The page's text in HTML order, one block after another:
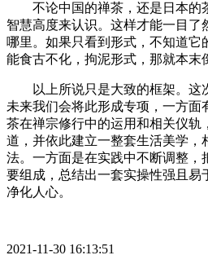
不论中国的禅茶，还是日本的
智慧高度来认识。这样才能一目了
哪里。如果只看到形式，不知道它
能食古不化，拘泥形式，那就本末
以上所说只是大致的框架。这
未来我们会将此形成专项，一方面
茶在禅宗修行中的运用和相关仪轨
道，并依此建立一整套生活美学，
法。一方面是在实践中不断调整，
要组成，总结出一套实操性强且易
净化人心。
2021-11-30 16:13:51